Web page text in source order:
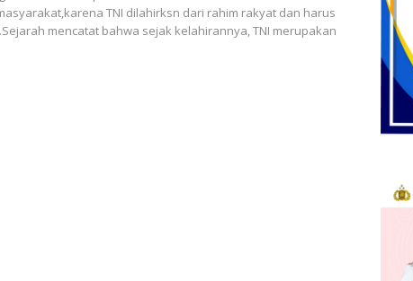
TNI dilahirksn dari rahim rakyat dan harus
mencatat bahwa sejak kelahirannya, TNI merupakan